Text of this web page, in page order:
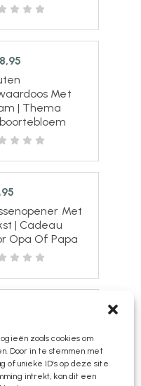
zoals cookies om
Door in te stemmen met
of unieke ID's op deze site
intrekt, kan dit een
Met
| Thema
Met
| Cadeau
Opa Of Papa
Met
Middel |
Cirkel